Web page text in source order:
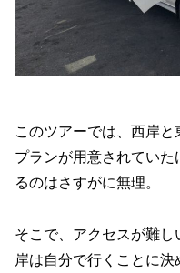
このツアーでは、西岸
プランが用意されてい
るのはさすがに無理。
そこで、アクセスが難
岸は自分で行くことに決